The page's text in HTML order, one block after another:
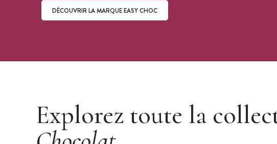
DÉCOUVRIR LA MARQUE EASY CHOC
Explorez toute la